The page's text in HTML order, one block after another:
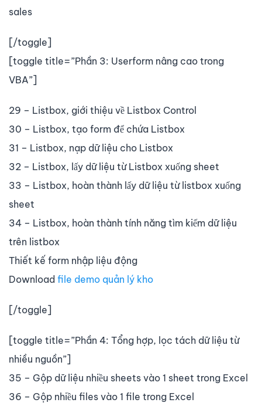
sales
[/toggle]
[toggle title=”Phần 3: Userform nâng cao trong
VBA”]
29 – Listbox, giới thiệu về Listbox Control
30 – Listbox, tạo form để chứa Listbox
31 – Listbox, nạp dữ liệu cho Listbox
32 – Listbox, lấy dữ liệu từ Listbox xuống sheet
33 – Listbox, hoàn thành lấy dữ liệu từ listbox xuống
sheet
34 – Listbox, hoàn thành tính năng tìm kiếm dữ liệu
trên listbox
Thiết kế form nhập liệu động
Download file demo quản lý kho
[/toggle]
[toggle title=”Phần 4: Tổng hợp, lọc tách dữ liệu từ
nhiều nguồn”]
35 – Gộp dữ liệu nhiều sheets vào 1 sheet trong Excel
36 – Gộp nhiều files vào 1 file trong Excel